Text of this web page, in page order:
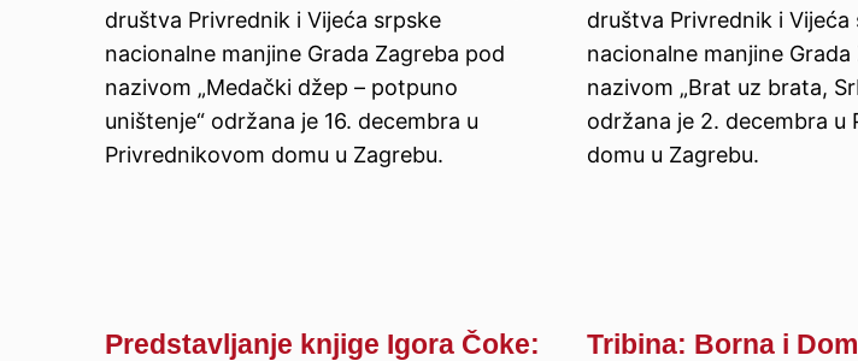
društva Privrednik i Vijeća srpske
nacionalne manjine Grada Zagreba pod
nazivom „Medački džep – potpuno
uništenje“ održana je 16. decembra u
Privrednikovom domu u Zagrebu.
društva Privrednik i Vijeća
nacionalne manjine
nazivom „Brat uz brata,
održana je 2. decembra u
domu u Zagrebu.
Predstavljanje knjige Igora Čoke:
Tribina: Borna i